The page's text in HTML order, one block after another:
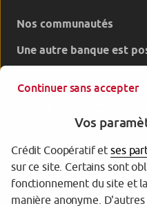
Nos communautés
Une autre banque est
Garantie des dépôts
Continuer sans accepter
Vos
Crédit Coopératif etses
sur ce site. Certains sont
fonctionnement du site et
manière anonyme.